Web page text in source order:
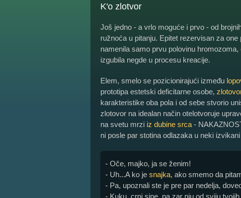
K'o zlotvor
Još jedno - a vrlo moguće i prvo - od
ružnoća u pitanju. Epitet rezervisan za
namenila samo prvu polovinu
izgubila negde u procesu kreacije.
Elem, smelo se pozicionirajući između
prototipa estetski deficitarne osobe,
karakteristike oba pola i od sebe stvorio
zlotovor na idealan način otelotvoruje
na svetu mrzi iz dubine srca -
ni posle par stotina odlazaka u neki izvikani
- Oče, majko, ja se ženim!
- Uh...A ko je snajka, ako smemo da
- Pa, upoznali ste je pre par nedelja,
- Kuku, crni sine, pa zar nju od sviju